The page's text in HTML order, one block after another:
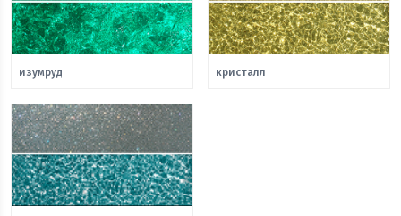
изумруд кристалл